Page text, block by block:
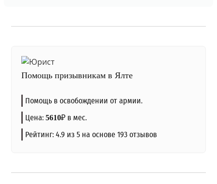
Помощь призывникам в Ялте
Помощь в освобождении от армии.
Цена: 5610₽ в мес.
Рейтинг: 4.9 из 5 на основе 193 отзывов